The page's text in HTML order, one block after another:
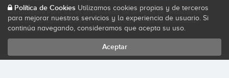
Startupxplore PSFP, S.L. es un Proveedor de Servicios de Financiación
Participativa registrado en la CNMV para actividades de financiación
participativa.
Política de Cookies Utilizamos cookies propias y de terceros
para mejorar nuestros servicios y la experiencia de usuario. Si
continúa navegando, consideramos que acepta su uso.
Aceptar